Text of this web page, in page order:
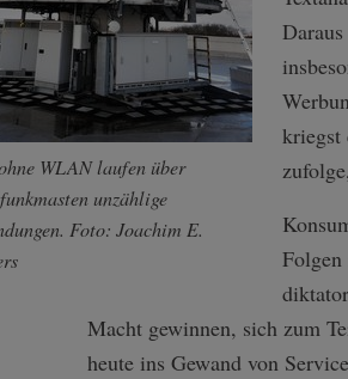
WLAN laufen über
unzählige
Foto: Joachim E.
kriegst
Macht gewinnen, sich zum
heute ins Gewand von